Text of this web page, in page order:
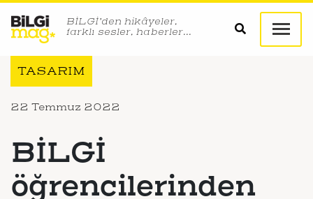
BİLGİ’den hikâyeler,
farklı sesler, haberler…
TASARIM
22 Temmuz 2022
BİLGİ
öğrencilerinden